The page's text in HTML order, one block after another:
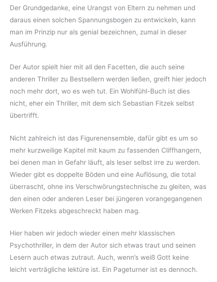
Der Grundgedanke, eine Urangst von Eltern zu nehmen und
daraus einen solchen Spannungsbogen zu entwickeln, kann
man im Prinzip nur als genial bezeichnen, zumal in dieser
Ausführung.
Der Autor spielt hier mit all den Facetten, die auch seine
anderen Thriller zu Bestsellern werden ließen, greift hier jedoch
noch mehr dort, wo es weh tut. Ein Wohlfühl-Buch ist dies
nicht, eher ein Thriller, mit dem sich Sebastian Fitzek selbst
übertrifft.
Nicht zahlreich ist das Figurenensemble, dafür gibt es um so
mehr kurzweilige Kapitel mit kaum zu fassenden Cliffhangern,
bei denen man in Gefahr läuft, als leser selbst irre zu werden.
Wieder gibt es doppelte Böden und eine Auflösung, die total
überrascht, ohne ins Verschwörungstechnische zu gleiten, was
den einen oder anderen Leser bei jüngeren vorangegangenen
Werken Fitzeks abgeschreckt haben mag.
Hier haben wir jedoch wieder einen mehr klassischen
Psychothriller, in dem der Autor sich etwas traut und seinen
Lesern auch etwas zutraut. Auch, wenn’s weiß Gott keine
leicht verträgliche lektüre ist. Ein Pageturner ist es dennoch.